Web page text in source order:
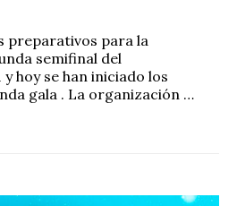
preparativos para la
semifinal del
hoy se han iniciado los
gala . La organización …